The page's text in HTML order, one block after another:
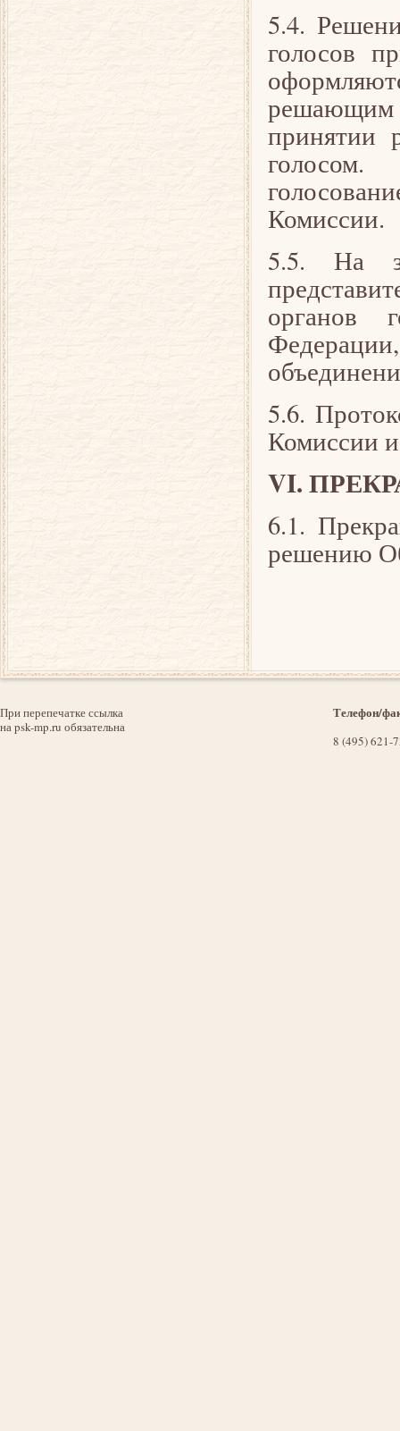
5.4.
голосов
решающим
принятии
Комиссии.
5.5. На
органов
5.6.
Комиссии
VI.
6.1.
решению
При перепечатке ссылка
на psk-mp.ru обязательна
Телефон/
8 (495) 621-